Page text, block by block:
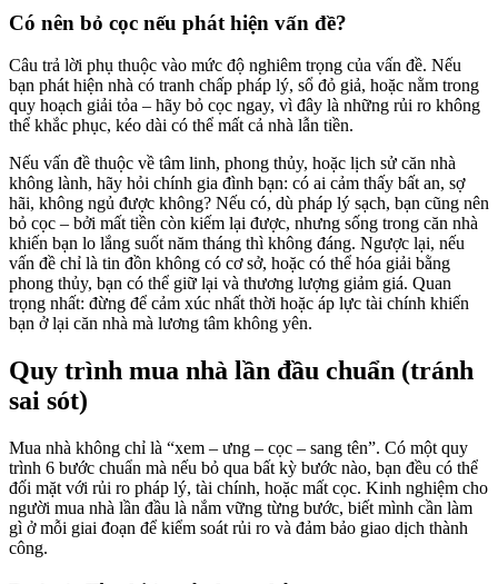
Có nên bỏ cọc nếu phát hiện vấn đề?
Câu trả lời phụ thuộc vào mức độ nghiêm trọng của vấn đề. Nếu
bạn phát hiện nhà có tranh chấp pháp lý, sổ đỏ giả, hoặc nằm trong
quy hoạch giải tỏa – hãy bỏ cọc ngay, vì đây là những rủi ro không
thể khắc phục, kéo dài có thể mất cả nhà lẫn tiền.
Nếu vấn đề thuộc về tâm linh, phong thủy, hoặc lịch sử căn nhà
không lành, hãy hỏi chính gia đình bạn: có ai cảm thấy bất an, sợ
hãi, không ngủ được không? Nếu có, dù pháp lý sạch, bạn cũng nên
bỏ cọc – bởi mất tiền còn kiếm lại được, nhưng sống trong căn nhà
khiến bạn lo lắng suốt năm tháng thì không đáng. Ngược lại, nếu
vấn đề chỉ là tin đồn không có cơ sở, hoặc có thể hóa giải bằng
phong thủy, bạn có thể giữ lại và thương lượng giảm giá. Quan
trọng nhất: đừng để cảm xúc nhất thời hoặc áp lực tài chính khiến
bạn ở lại căn nhà mà lương tâm không yên.
Quy trình mua nhà lần đầu chuẩn (tránh
sai sót)
Mua nhà không chỉ là “xem – ưng – cọc – sang tên”. Có một quy
trình 6 bước chuẩn mà nếu bỏ qua bất kỳ bước nào, bạn đều có thể
đối mặt với rủi ro pháp lý, tài chính, hoặc mất cọc. Kinh nghiệm cho
người mua nhà lần đầu là nắm vững từng bước, biết mình cần làm
gì ở mỗi giai đoạn để kiểm soát rủi ro và đảm bảo giao dịch thành
công.